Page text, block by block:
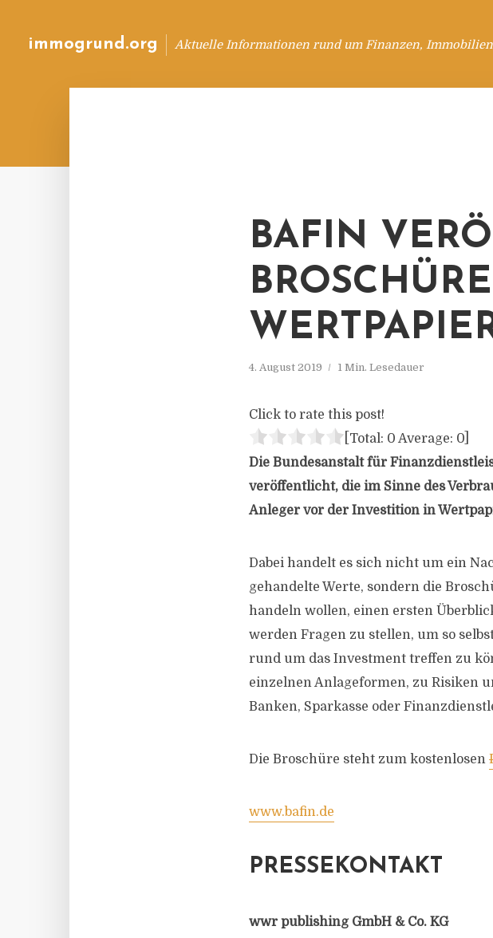
immogrund.org Aktuelle Informationen rund um Finanzen,
BAFIN
4. August 2019 1 Min. Lesedauer
Click to rate this post!
[Total: 0 Average: 0
Die Bundesanstalt für
veröffentlicht, die im Sinne des
Anleger vor der Investition in
Dabei handelt es sich nicht um ein
gehandelte Werte, sondern die
handeln wollen, einen ersten
werden Fragen zu stellen, um so
rund um das Investment treffen zu
einzelnen Anlageformen, zu Risiken
Banken, Sparkasse oder
Die Broschüre steht zum kostenlosen
www.bafin.de
PRESSEKONTAKT
wwr publishing GmbH & Co. KG